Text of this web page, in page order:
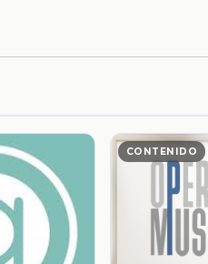
CONTENIDO